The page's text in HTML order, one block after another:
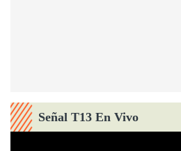
Señal T13 En Vivo